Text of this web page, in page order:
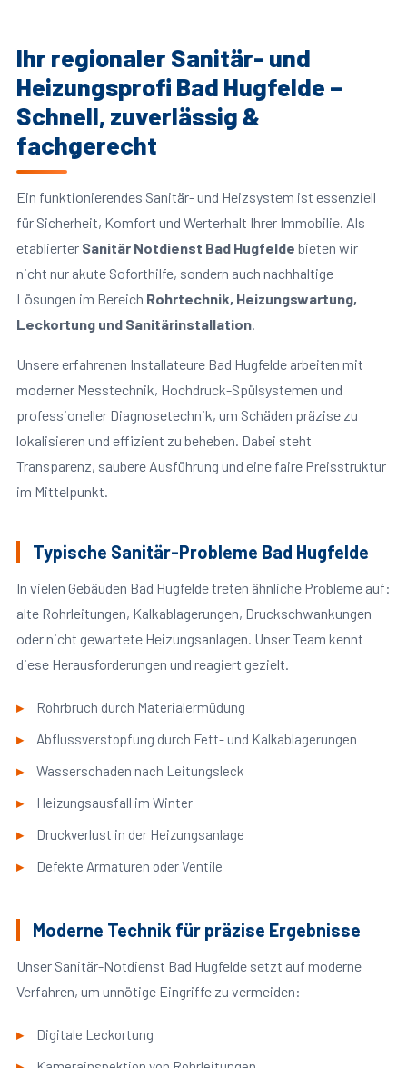
Ihr regionaler Sanitär- und
Heizungsprofi Bad Hugfelde –
Schnell, zuverlässig &
fachgerecht
Ein funktionierendes Sanitär- und Heizsystem ist essenziell
für Sicherheit, Komfort und Werterhalt Ihrer Immobilie. Als
etablierter Sanitär Notdienst Bad Hugfelde bieten wir
nicht nur akute Soforthilfe, sondern auch nachhaltige
Lösungen im Bereich Rohrtechnik, Heizungswartung,
Leckortung und Sanitärinstallation.
Unsere erfahrenen Installateure Bad Hugfelde arbeiten mit
moderner Messtechnik, Hochdruck-Spülsystemen und
professioneller Diagnosetechnik, um Schäden präzise zu
lokalisieren und effizient zu beheben. Dabei steht
Transparenz, saubere Ausführung und eine faire Preisstruktur
im Mittelpunkt.
Typische Sanitär-Probleme Bad Hugfelde
In vielen Gebäuden Bad Hugfelde treten ähnliche Probleme auf:
alte Rohrleitungen, Kalkablagerungen, Druckschwankungen
oder nicht gewartete Heizungsanlagen. Unser Team kennt
diese Herausforderungen und reagiert gezielt.
Rohrbruch durch Materialermüdung
Abflussverstopfung durch Fett- und Kalkablagerungen
Wasserschaden nach Leitungsleck
Heizungsausfall im Winter
Druckverlust in der Heizungsanlage
Defekte Armaturen oder Ventile
Moderne Technik für präzise Ergebnisse
Unser Sanitär-Notdienst Bad Hugfelde setzt auf moderne
Verfahren, um unnötige Eingriffe zu vermeiden:
Digitale Leckortung